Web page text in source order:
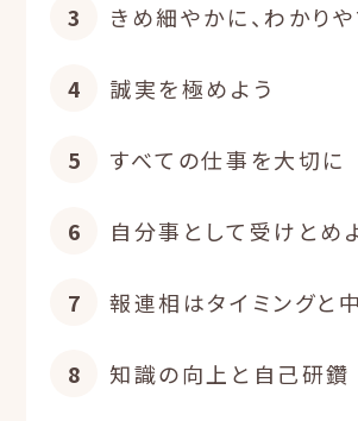
3 きめ細やかに、わかりや
4 誠実を極めよう
5 すべての仕事を大切に
6 自分事として受けとめ
7 報連相はタイミングと
8 知識の向上と自己研鑽